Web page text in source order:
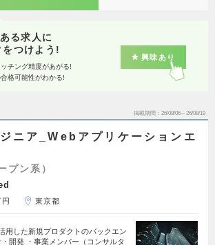
る求人に
をつけよう!
チング精度があがる!
格可能性がわかる!
興味あり
掲載期間 26/08/06～26/08/19
ジニア_Webアプリケーションエ
プン系）
東京都
用した新規プロダクトのバックエン
開発 ・事業メンバー（コンサルタ